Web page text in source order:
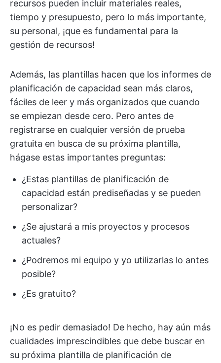
recursos pueden incluir materiales reales,
tiempo y presupuesto, pero lo más importante,
su personal, ¡que es fundamental para la
gestión de recursos!
Además, las plantillas hacen que los informes de
planificación de capacidad sean más claros,
fáciles de leer y más organizados que cuando
se empiezan desde cero. Pero antes de
registrarse en cualquier versión de prueba
gratuita en busca de su próxima plantilla,
hágase estas importantes preguntas:
¿Estas plantillas de planificación de
capacidad están prediseñadas y se pueden
personalizar?
¿Se ajustará a mis proyectos y procesos
actuales?
¿Podremos mi equipo y yo utilizarlas lo antes
posible?
¿Es gratuito?
¡No es pedir demasiado! De hecho, hay aún más
cualidades imprescindibles que debe buscar en
su próxima plantilla de planificación de